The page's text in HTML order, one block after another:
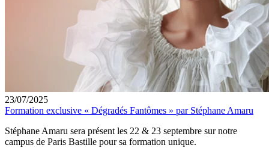
23/07/2025
Formation exclusive « Dégradés Fantômes » par Stéphane Amaru
Stéphane Amaru sera présent les 22 & 23 septembre sur notre
campus de Paris Bastille pour sa formation unique.